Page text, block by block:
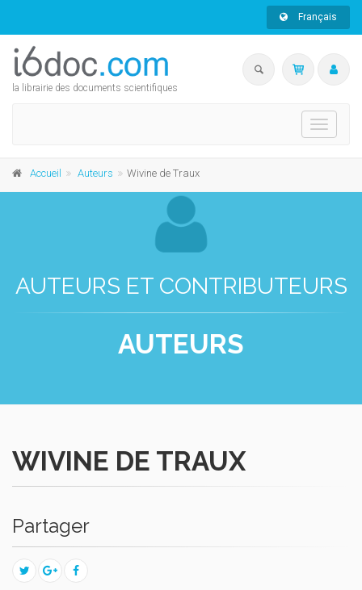
Français
la librairie des documents scientifiques
Toggle
Accueil Auteurs Wivine de Traux
AUTEURS ET CONTRIBUTEURS
AUTEURS
WIVINE DE TRAUX
Partager